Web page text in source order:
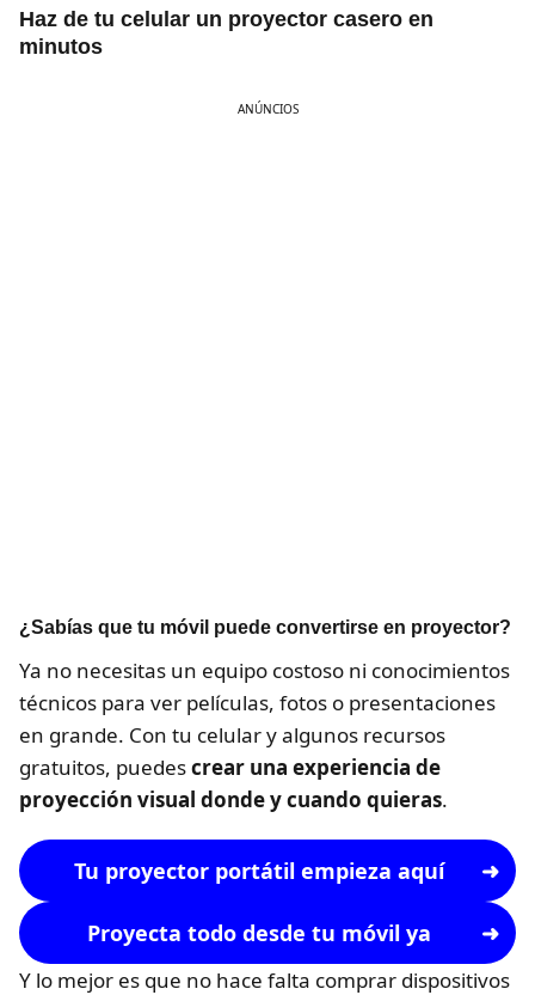
Haz de tu celular un proyector casero en
minutos
ANÚNCIOS
¿Sabías que tu móvil puede convertirse en proyector?
Ya no necesitas un equipo costoso ni conocimientos
técnicos para ver películas, fotos o presentaciones
en grande. Con tu celular y algunos recursos
gratuitos, puedescrear una experiencia de
proyección visual donde y cuando quieras.
Tu proyector portátil empieza aquí
Proyecta todo desde tu móvil ya
Y lo mejor es que no hace falta comprar dispositivos